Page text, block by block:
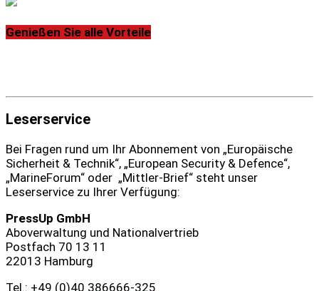
Genießen Sie alle Vorteile
Leserservice
Bei Fragen rund um Ihr Abonnement von „Europäische
Sicherheit & Technik“, „European Security & Defence“,
„MarineForum“ oder „Mittler-Brief“ steht unser
Leserservice zu Ihrer Verfügung:
PressUp GmbH
Aboverwaltung und Nationalvertrieb
Postfach 70 13 11
22013 Hamburg
Tel.: +49 (0)40 386666‑325